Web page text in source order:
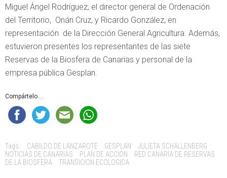
Miguel Ángel Rodríguez, el director general de Ordenación
del Territorio, Onán Cruz, y Ricardo González, en
representación de la Dirección General Agricultura. Además,
estuvieron presentes los representantes de las siete
Reservas de la Biosfera de Canarias y personal de la
empresa pública Gesplan.
Compártelo ...
Tags: CABILDO DE LANZAROTE GESPLAN
JULIETA SCHALLENBERG
NOTICIAS DE CANARIAS
PLAN DE ACCIÓN
RED CANARIA DE RESERVAS
DE LA BIOSFERA
TRANSICION ECOLOGICA